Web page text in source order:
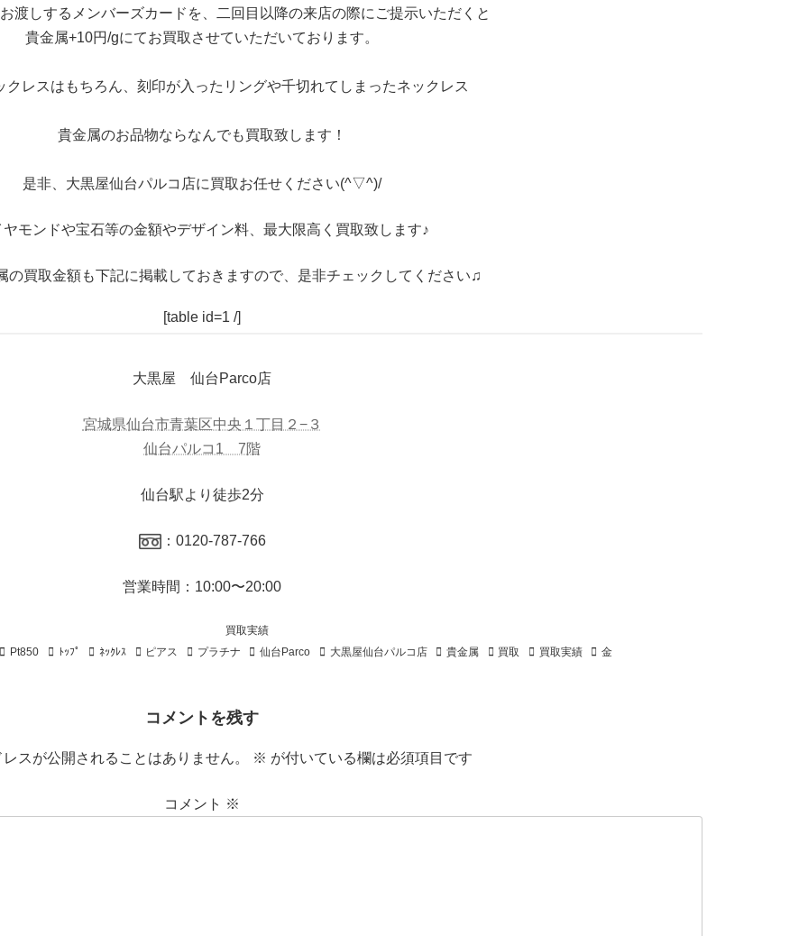
渡しするメンバーズカードを、二回目以降の来店の際にご提示いただくと
貴金属+10円/gにてお買取させていただいております。
クレスはもちろん、刻印が入ったリングや千切れてしまったネックレス
貴金属のお品物ならなんでも買取致します！
是非、大黒屋仙台パルコ店に買取お任せください(^▽^)/
ヤモンドや宝石等の金額やデザイン料、最大限高く買取致します♪
の買取金額も下記に掲載しておきますので、是非チェックしてください♫
[table id=1 /]
大黒屋 仙台Parco店
宮城県仙台市青葉区中央１丁目２−３
仙台パルコ1 7階
仙台駅より徒歩2分
：0120-787-766
営業時間：10:00〜20:00
買取実績
Pt850
ﾄｯﾌﾟ ﾈｯｸﾚｽ ピアス プラチナ 仙台Parco 大黒屋仙台パルコ店 貴金属 買取 買取実績 金
コメントを残す
スが公開されることはありません。 ※ が付いている欄は必須項目です
コメント ※